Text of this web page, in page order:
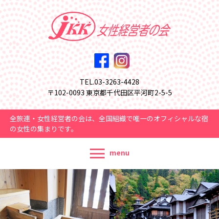
TEL.03-3263-4428
〒102-0093 東京都千代田区平河町2-5-5
全旅連・女性経営者の会は、全国組織で唯一のオフィシャルな宿
の女性の集まりです。
menu